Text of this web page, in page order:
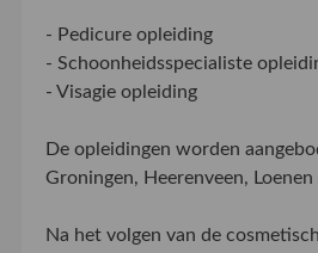
- Pedicure opleiding
- Schoonheidsspecialiste
- Visagie opleiding
De opleidingen worden
Groningen, Heerenveen,
Na het volgen van de